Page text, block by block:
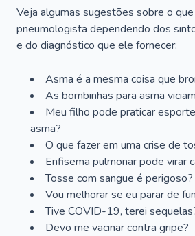
Veja algumas sugestões sobre o
pneumologista dependendo dos
e do diagnóstico que ele fornecer:
Asma é a mesma coisa que
As bombinhas para asma
Meu filho pode praticar
asma?
O que fazer em uma crise de
Enfisema pulmonar pode virar
Tosse com sangue é perigoso?
Vou melhorar se eu parar de
Tive COVID-19, terei
Devo me vacinar contra gripe?